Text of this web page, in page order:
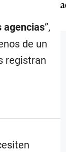
agencias”,
de un
registran